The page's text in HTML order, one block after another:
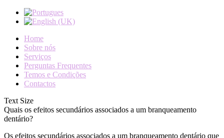
Home
Sobre nós
Serviços
Perguntas Frequentes
Temos e Condições
Contactos
Text Size
Quais os efeitos secundários associados a um branqueamento
dentário?
Os efeitos secundários associados a um branqueamento dentário que